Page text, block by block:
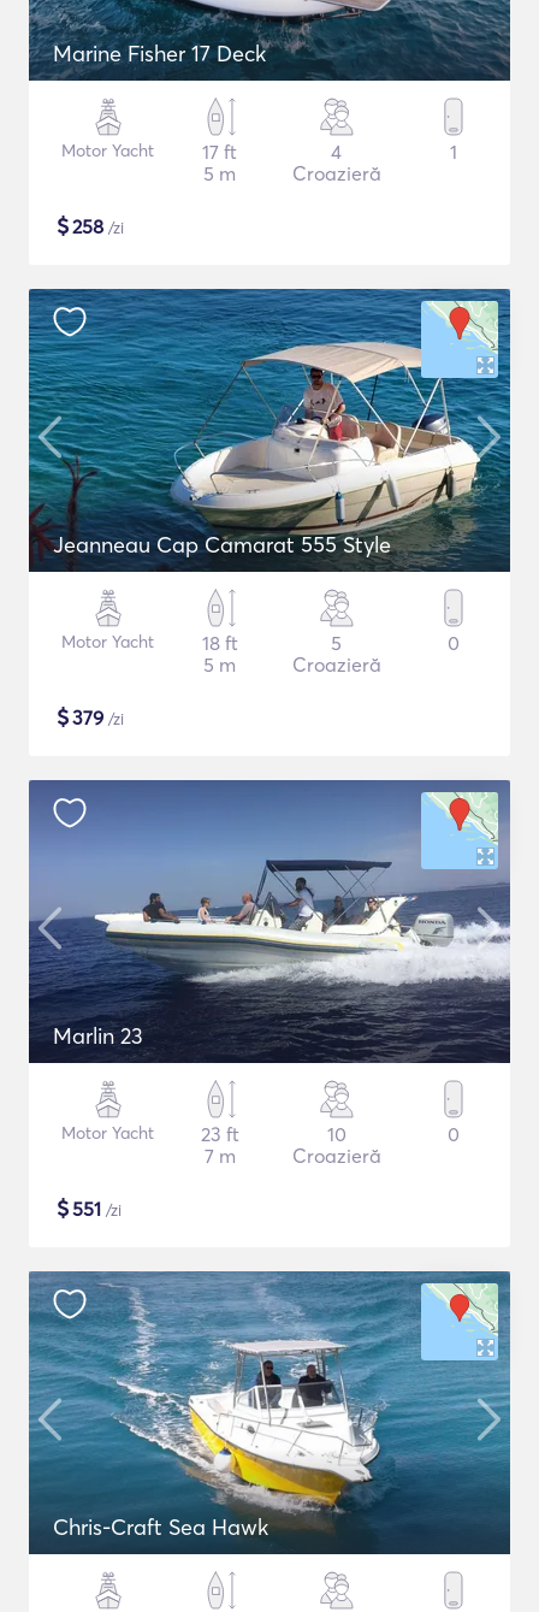
Marine Fisher 17 Deck
Motor Yacht
17 ft
5 m
4
Croazieră
1
$258 /zi
Jeanneau Cap Camarat 555 Style
Motor Yacht
18 ft
5 m
5
Croazieră
0
$379 /zi
Marlin 23
Motor Yacht
23 ft
7 m
10
Croazieră
0
$551 /zi
Chris-Craft Sea Hawk